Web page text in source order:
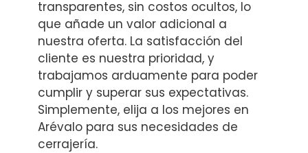
transparentes, sin costos ocultos, lo
que añade un valor adicional a
nuestra oferta. La satisfacción del
cliente es nuestra prioridad, y
trabajamos arduamente para poder
cumplir y superar sus expectativas.
Simplemente, elija a los mejores en
Arévalo para sus necesidades de
cerrajería.